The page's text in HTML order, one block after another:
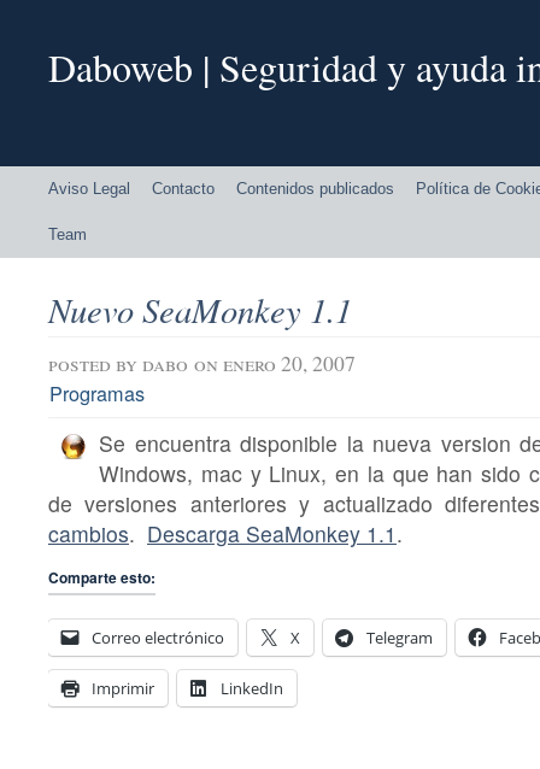
Daboweb | Seguridad y ayuda
Aviso Legal Contacto Contenidos publicados Política de
Team
Nuevo SeaMonkey 1.1
posted by dabo on enero 20, 2007
Programas
Se encuentra disponible la nueva version
Windows, mac y Linux, en la que han sido
de versiones anteriores y actualizado
cambios. Descarga SeaMonkey 1.1 .
Comparte esto:
Correo electrónico X Telegram
Imprimir LinkedIn